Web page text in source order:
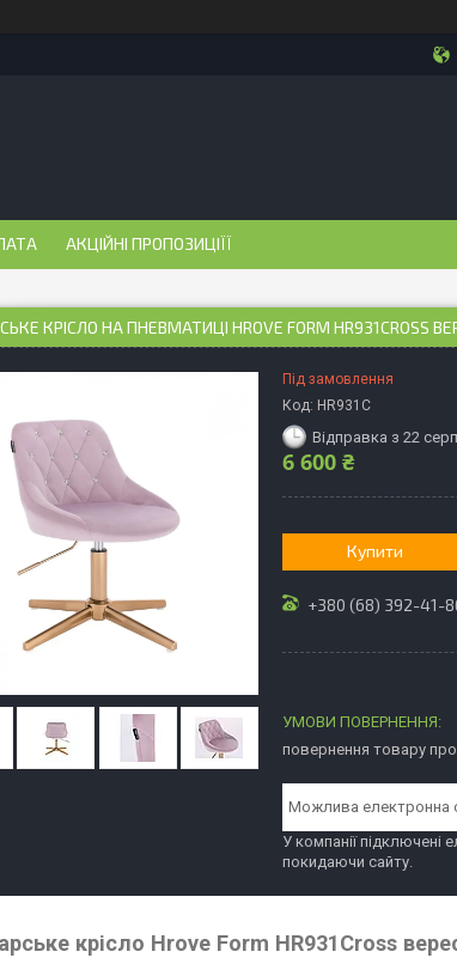
АКЦІЙНІ ПРОПОЗИЦІЇЇ
КРІСЛО НА ПНЕВМАТИЦІ HROVE FORM
Під замовлення
Код: HR931C
Відправка з 22
6 600 ₴
Купити
+380 (68) 392-41-
повернення товару
У компанії підключені
покидаючи сайту.
крісло Hrove Form HR931Cross